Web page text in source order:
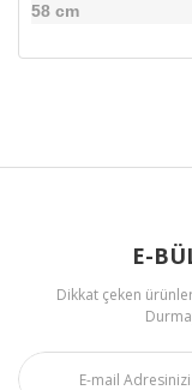
58 cm
Ürün
Ürün fiyatı
E-
Dikkat çeken